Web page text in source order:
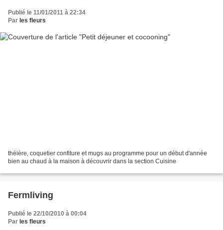
Publié le 11/01/2011 à 22:34
Par les fleurs
théière, coquetier confiture et mugs au programme pour un début d'année
bien au chaud à la maison à découvrir dans la section Cuisine
Fermliving
Publié le 22/10/2010 à 00:04
Par les fleurs